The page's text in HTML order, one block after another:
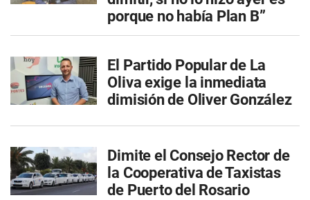
porque no había Plan B”
El Partido Popular de La
Oliva exige la inmediata
dimisión de Oliver González
Dimite el Consejo Rector de
la Cooperativa de Taxistas
de Puerto del Rosario